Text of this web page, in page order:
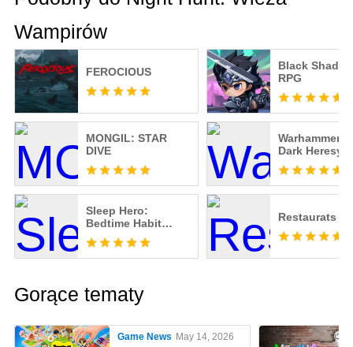
Wampirów
FEROCIOUS
Black
RPG
MONGIL: STAR
DIVE
Warhammer
Dark Heresy
Sleep Hero:
Bedtime Habit
Game
Restaurats
Gorące tematy
Game News May 14, 2026